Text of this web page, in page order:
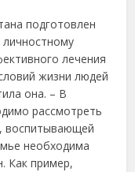
подготовлен
лечения
жизни людей
она. – В
рассмотреть
воспитывающей
необходима
Как пример,